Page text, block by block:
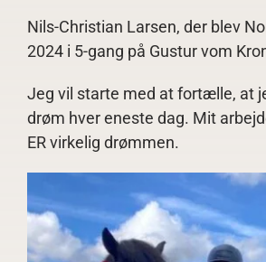
Nils-Christian Larsen, der blev
2024 i 5-gang på Gustur vom
Jeg vil starte med at fortælle, at
drøm hver eneste dag. Mit
ER virkelig drømmen.